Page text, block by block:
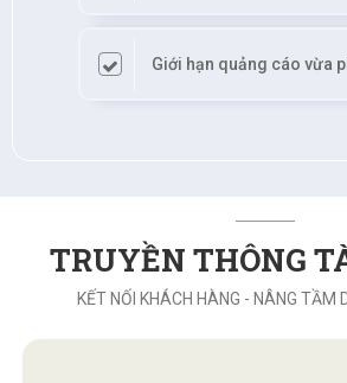
Giới hạn quảng cáo vừa
TRUYỀN THÔNG
KẾT NỐI KHÁCH HÀNG - NÂNG TẦM